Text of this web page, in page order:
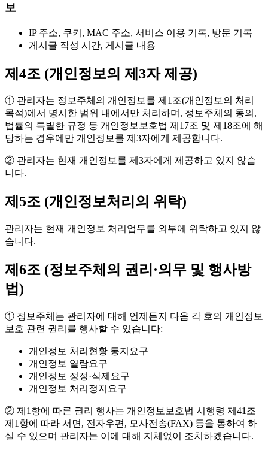
보
IP 주소, 쿠키, MAC 주소, 서비스 이용 기록, 방문 기록
게시글 작성 시간, 게시글 내용
제4조 (개인정보의 제3자 제공)
① 관리자는 정보주체의 개인정보를 제1조(개인정보의 처리
목적)에서 명시한 범위 내에서만 처리하며, 정보주체의 동의,
법률의 특별한 규정 등 개인정보보호법 제17조 및 제18조에 해
당하는 경우에만 개인정보를 제3자에게 제공합니다.
② 관리자는 현재 개인정보를 제3자에게 제공하고 있지 않습
니다.
제5조 (개인정보처리의 위탁)
관리자는 현재 개인정보 처리업무를 외부에 위탁하고 있지 않
습니다.
제6조 (정보주체의 권리·의무 및 행사방
법)
① 정보주체는 관리자에 대해 언제든지 다음 각 호의 개인정보
보호 관련 권리를 행사할 수 있습니다:
개인정보 처리현황 통지요구
개인정보 열람요구
개인정보 정정·삭제요구
개인정보 처리정지요구
② 제1항에 따른 권리 행사는 개인정보보호법 시행령 제41조
제1항에 따라 서면, 전자우편, 모사전송(FAX) 등을 통하여 하
실 수 있으며 관리자는 이에 대해 지체없이 조치하겠습니다.